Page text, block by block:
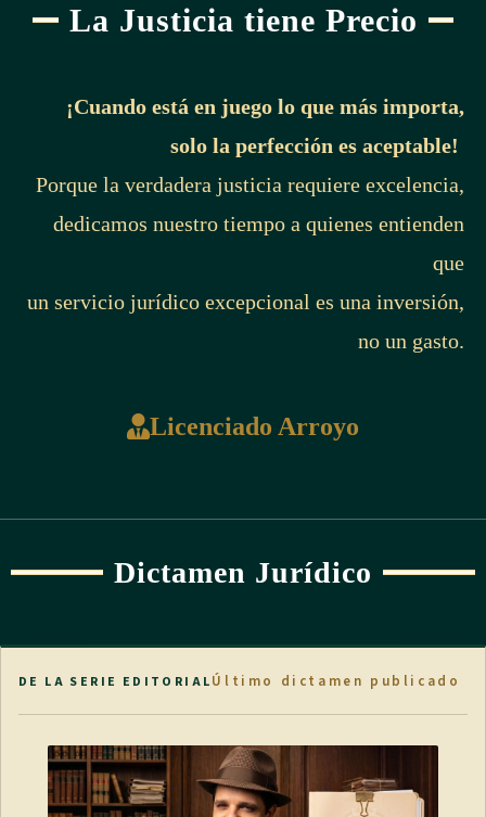
La Justicia tiene Precio
¡Cuando está en juego lo que más importa,
solo la perfección es aceptable!
Porque la verdadera justicia requiere excelencia,
dedicamos nuestro tiempo a quienes entienden
que
un servicio jurídico excepcional es una inversión,
no un gasto.
Licenciado Arroyo
Dictamen Jurídico
DE LA SERIE EDITORIALÚltimo dictamen publicado